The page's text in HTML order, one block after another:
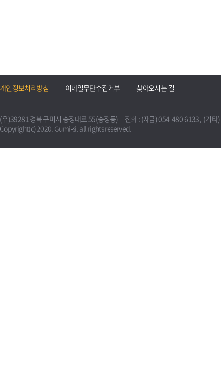
개인정보처리방침 이메일무단수집거부 찾아오시는 길
(우)39281 경북 구미시 송정대로 55(송정동) 전화 : (자금) 054-480-6133, (기타
Copyright(c) 2020. Gumi-si. all rights reserved.